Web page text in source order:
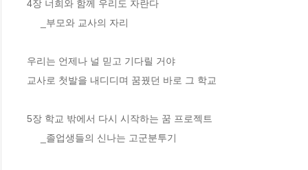
4장 너희와 함께 우리도 자란다
우리는 언제나 널 믿고 기다릴 거야
교사로 첫발을 내디디며 꿈꿨던 바로 그 학교
5장 학교 밖에서 다시 시작하는 꿈 프로젝트